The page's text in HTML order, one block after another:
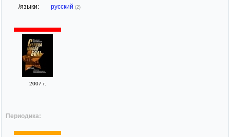
/языки: русский (2)
2007 г.
Периодика: